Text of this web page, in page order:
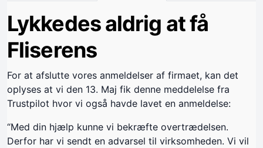
Lykkedes aldrig at få
Fliserens
For at afslutte vores anmeldelser af firmaet, kan det
oplyses at vi den 13. Maj fik denne meddelelse fra
Trustpilot hvor vi også havde lavet en anmeldelse:
“Med din hjælp kunne vi bekræfte overtrædelsen.
Derfor har vi sendt en advarsel til virksomheden. Vi vil